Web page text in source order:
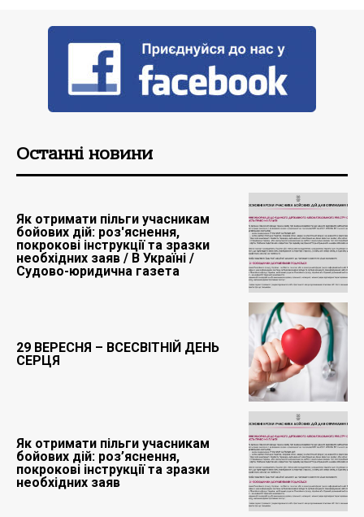
Останні новини
Як отримати пільги учасникам
бойових дій: роз'яснення,
покрокові інструкції та зразки
необхідних заяв / В Україні /
Судово-юридична газета
29 ВЕРЕСНЯ – ВСЕСВІТНІЙ ДЕНЬ
СЕРЦЯ
Як отримати пільги учасникам
бойових дій: роз’яснення,
покрокові інструкції та зразки
необхідних заяв